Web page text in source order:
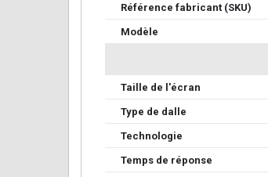
Référence fabricant (SKU)
Modèle
Taille de l'écran
Type de dalle
Technologie
Temps de réponse